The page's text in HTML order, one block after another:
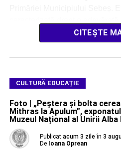
CITEȘTE
CULTURĂ EDUCAȚIE
Foto | „Peștera și bolta
Mithras la Apulum”,
Muzeul Național al Unirii Alba
Publicat acum 3 zile în 3
De Ioana Oprean